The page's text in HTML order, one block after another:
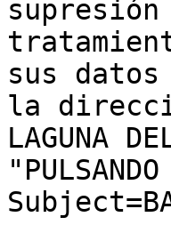
sus
la
LAGUNA